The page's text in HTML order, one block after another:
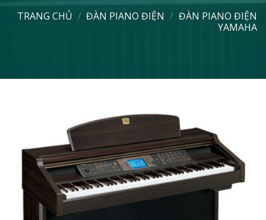
TRANG CHỦ / ĐÀN PIANO ĐIỆN / ĐÀN PIANO ĐIỆN
YAMAHA